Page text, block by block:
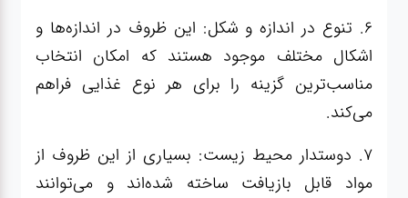
6. تنوع در اندازه و شکل: این ظروف در اندازه‌ها و
اشکال مختلف موجود هستند که امکان انتخاب
مناسب‌ترین گزینه را برای هر نوع غذایی فراهم
می‌کند.
7. دوستدار محیط زیست: بسیاری از این ظروف از
مواد قابل بازیافت ساخته شده‌اند و می‌توانند